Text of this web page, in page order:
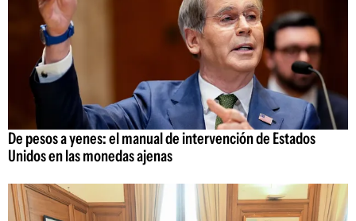
De pesos a yenes: el manual de intervención de Estados
Unidos en las monedas ajenas